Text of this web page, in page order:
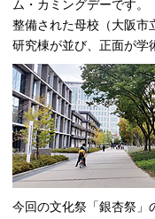
ム・カミングデーです。
整備された母校（大阪市
研究棟が並び、正面が学
今回の文化祭「銀杏祭」